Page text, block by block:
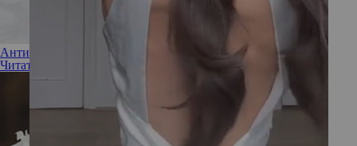
Антибактериальное мыло: польза или вред?
Читать полностью